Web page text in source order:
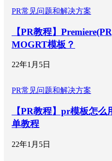
PR常见问题和解决方案
【PR教程】
MOGRT模板？
22年1月5日
PR常见问题和解决方案
【PR教程】pr模板怎
单教程
22年1月5日